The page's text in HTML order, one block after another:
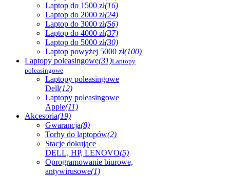
Laptop do 1500 zł(16)
Laptop do 2000 zł(24)
Laptop do 3000 zł(56)
Laptop do 4000 zł(37)
Laptop do 5000 zł(30)
Laptop powyżej 5000 zł(100)
Laptopy poleasingowe(31)Laptopy
poleasingowe
Laptopy poleasingowe
Dell(12)
Laptopy poleasingowe
Apple(11)
Akcesoria(19)
Gwarancja(8)
Torby do laptopów(2)
Stacje dokujące
DELL, HP, LENOVO(5)
Oprogramowanie biurowe,
antywirusowe(1)